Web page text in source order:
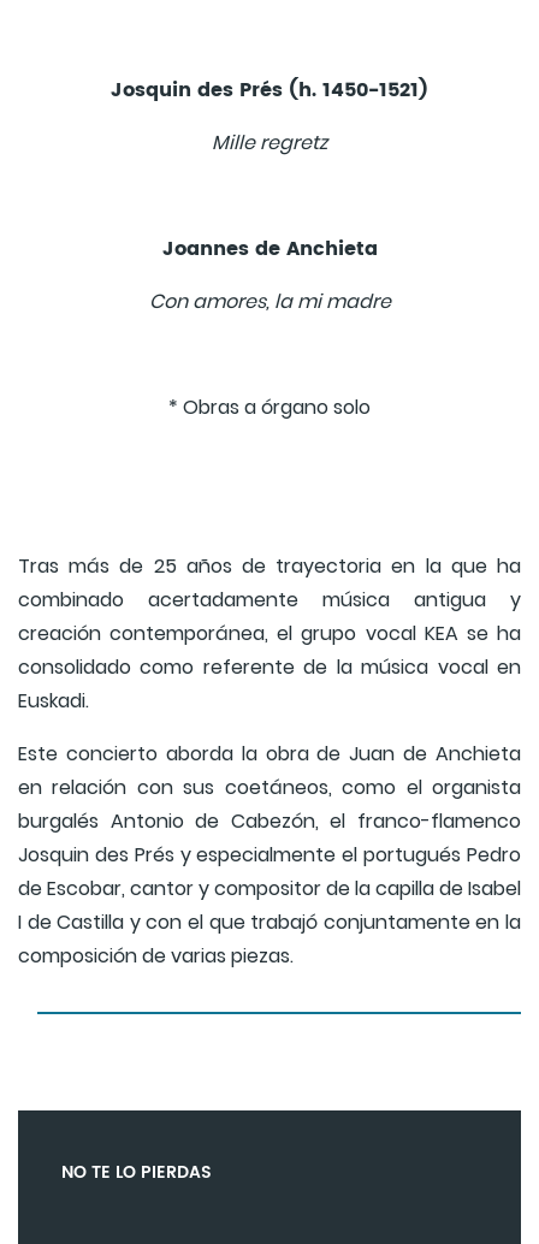
Josquin des Prés (h. 1450-1521)
Mille regretz
Joannes de Anchieta
Con amores, la mi madre
* Obras a órgano solo
Tras más de 25 años de trayectoria en la que ha
combinado acertadamente música antigua y
creación contemporánea, el grupo vocal KEA se ha
consolidado como referente de la música vocal en
Euskadi.
Este concierto aborda la obra de Juan de Anchieta
en relación con sus coetáneos, como el organista
burgalés Antonio de Cabezón, el franco-flamenco
Josquin des Prés y especialmente el portugués Pedro
de Escobar, cantor y compositor de la capilla de Isabel
I de Castilla y con el que trabajó conjuntamente en la
composición de varias piezas.
NO TE LO PIERDAS